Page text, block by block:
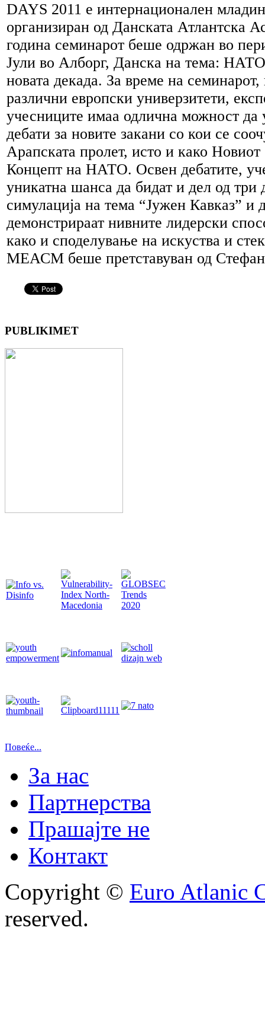
DAYS 2011 е интернационален
организиран од Данската Атлантска
година семинарот беше одржан во
Јули во Алборг, Данска на тема:
новата декада. За време на
различни европски универзитети,
учесниците имаа одлична можност да
дебати за новите закани со кои се
Арапската пролет, исто и како Новиот
Концепт на НАТО. Освен дебатите,
уникатна шанса да бидат и дел од три
симулација на тема “Јужен Кавказ” и
демонстрираат нивните лидерски
како и споделување на искуства и
МЕАСМ беше претставуван од
PUBLIKIMET
Повеќе...
За нас
Партнерства
Прашајте не
Контакт
Copyright © Euro Atlanic
reserved.